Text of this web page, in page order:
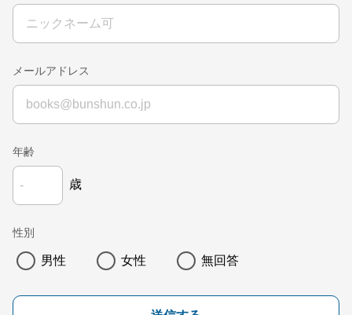
メールアドレス
年齢
歳
性別
男性 女性 無回答